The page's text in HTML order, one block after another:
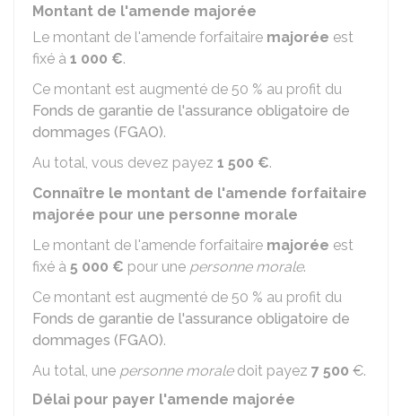
Montant de l'amende majorée
Le montant de l'amende forfaitaire majorée est
fixé à 1 000 €.
Ce montant est augmenté de 50 % au profit du
Fonds de garantie de l'assurance obligatoire de
dommages (FGAO).
Au total, vous devez payez 1 500 €.
Connaître le montant de l'amende forfaitaire
majorée pour une personne morale
Le montant de l'amende forfaitaire majorée est
fixé à 5 000 € pour une personne morale.
Ce montant est augmenté de 50 % au profit du
Fonds de garantie de l'assurance obligatoire de
dommages (FGAO).
Au total, une personne moraledoit payez 7 500 €.
Délai pour payer l'amende majorée